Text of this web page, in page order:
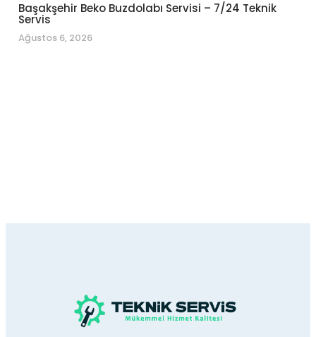
Başakşehir Beko Buzdolabı Servisi – 7/24 Teknik
Servis
Ağustos 6, 2026